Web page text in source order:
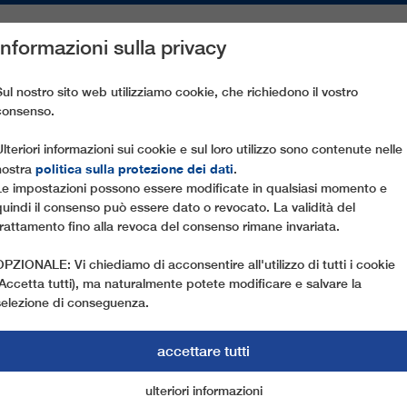
DI RICAMBIO ASSISTENZA CLIENTI
LA FUNIVIA URBANA
02.03.2020
CITTÀ DEL MESSICO
URBANA
Lunga più di dieci chilometri, in grado di
più sicuro uno dei quartieri più difficili della
Messico che Leitner ropeways ha iniziato a
nella primavera del 2021: complessivi 150
sulla privacy
nostro sito web utilizziamo cookie, che richiedono il vostro
informazioni sui cookie e sul loro utilizzo sono contenute nelle
politica sulla protezione dei dati.
impostazioni possono essere modificate in qualsiasi momento e
il consenso può essere dato o revocato. La validità del
fino alla revoca del consenso rimane invariata.
Vi chiediamo di acconsentire all'utilizzo di tutti i cookie
tutti), ma naturalmente potete modificare e salvare la
di conseguenza.
accettare tutti
cookie di marketing
ulteriori informazioni